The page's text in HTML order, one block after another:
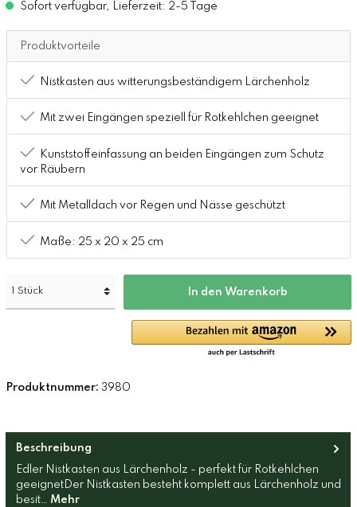
Sofort verfügbar, Lieferzeit: 2-5 Tage
Produktvorteile
Nistkasten aus witterungsbeständigem Lärchenholz
Mit zwei Eingängen speziell für Rotkehlchen geeignet
Kunststoffeinfassung an beiden Eingängen zum Schutz
vor Räubern
Mit Metalldach vor Regen und Nässe geschützt
Maße: 25 x 20 x 25 cm
In den Warenkorb
Produktnummer: 3980
Beschreibung
Edler Nistkasten aus Lärchenholz - perfekt für Rotkehlchen
geeignetDer Nistkasten besteht komplett aus Lärchenholz und
besit… Mehr